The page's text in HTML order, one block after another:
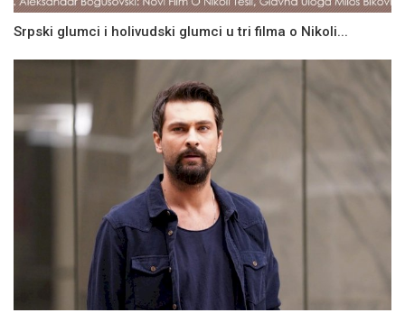
Srpski glumci i holivudski glumci u tri filma o Nikoli...